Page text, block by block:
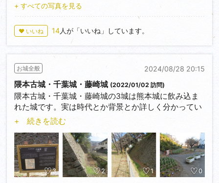
7～9：山川郷地頭仮屋：指宿市山川
・・・最寄りの城跡は不明だが近くに消滅した土矢倉
城があります。ここは漁業が盛んな為、海近くに設置
したのかもしれない。遺構は石塀で江戸時代の築造に
よるそうです。
次回に続く。。。
いるけれども、まさに少年漫画のプロット。年齢も13
歳～17歳で主人公にも合致している。少年漫画（ジャ
ンプやマガジン等）の戦闘物では仲間を集めて必殺技
を繰り出し、邪悪な敵を倒しながら困難を乗り越え行
った先に平和が訪れ仲間と共に去って行く。為朝は少
年漫画の主人公に被ってしまうのは自分だけでしょう
か。
その源為朝が作ったというこちらの城跡は標高380m
の独立丘陵に東西400ｍ程度、南北に50mの範囲にⅠ～
Ⅲの曲輪で構成されています。一部公園化されていて
頂上部の樹木が無い場所が有り、少々雑草が蔓延って
いましたが、目視では遺構の確認は出来たので問題は
なかったです。曲輪以外の遺構としては、櫓台、堀
切、竪堀、土塁が有りますが意識して探さないと気が
付きません。土質のせいか堀は埋まり土塁の形状が崩
れています。一部石積もあるのですが遺構かどうかと
+ すべての写真を見る
♥ いいね 14人が「いいね」しています。
2024/08/28 20:15
お城全般
隈本古城・千葉城・藤崎城 (2022/01/02 訪問)
隈本古城・千葉城・藤崎城の3城は熊本城に飲み込ま
れた城です。実は時代とか背景とか詳しく分かってい
ないのですが純粋に楽しむ事は出来るので。遺構は有
りませんが古城には案内板が、千葉城は現在公園とな
っており石碑が残っています。100城を訪問する際に
一見されたら如何でしょう。位置はグーグルマップに
て3城共表示されています。（写真1～3：古城、4～6
千葉城）
+ 続きを読む
3 2 1 0